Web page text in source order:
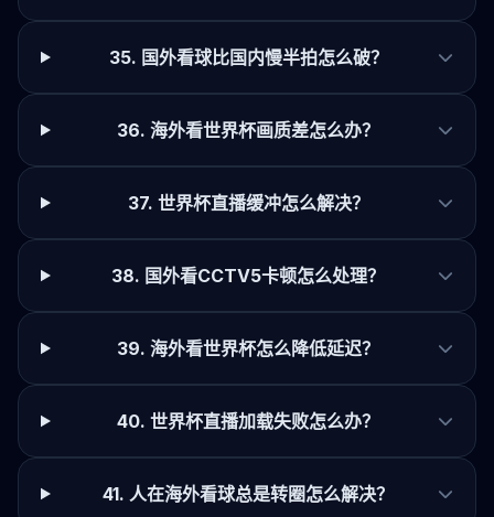
35. 国外看球比国内慢半拍怎么破？
36. 海外看世界杯画质差怎么办？
37. 世界杯直播缓冲怎么解决？
38. 国外看CCTV5卡顿怎么处理？
39. 海外看世界杯怎么降低延迟？
40. 世界杯直播加载失败怎么办？
41. 人在海外看球总是转圈怎么解决？